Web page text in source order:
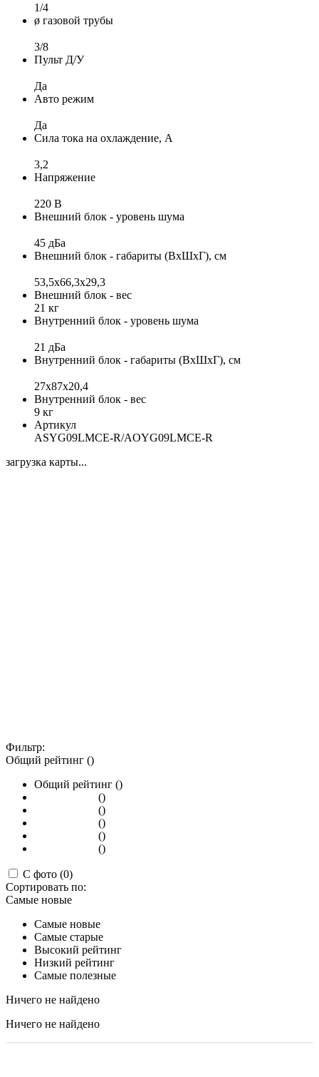
1/4
ø газовой трубы
3/8
Пульт Д/У
Да
Авто режим
Да
Сила тока на охлаждение, А
3,2
Напряжение
220 В
Внешний блок - уровень шума
45 дБа
Внешний блок - габариты (ВхШхГ), см
53,5х66,3х29,3
Внешний блок - вес
21 кг
Внутренний блок - уровень шума
21 дБа
Внутренний блок - габариты (ВхШхГ), см
27x87x20,4
Внутренний блок - вес
9 кг
Артикул
ASYG09LMCE-R/AOYG09LMCE-R
загрузка карты...
Фильтр:
Общий рейтинг ()
Общий рейтинг ()
()
()
()
()
()
С фото (0)
Сортировать по:
Самые новые
Самые новые
Самые старые
Высокий рейтинг
Низкий рейтинг
Самые полезные
Ничего не найдено
Ничего не найдено